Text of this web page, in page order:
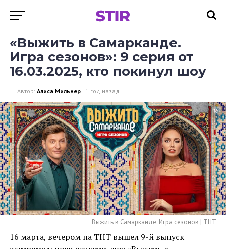
«Выжить в Самарканде.
Игра сезонов»: 9 серия от
16.03.2025, кто покинул шоу
Автор: Алиса Мильнер| 1 год назад
Выжить в Самарканде. Игра сезонов | ТНТ
16 марта, вечером на ТНТ вышел 9-й выпуск